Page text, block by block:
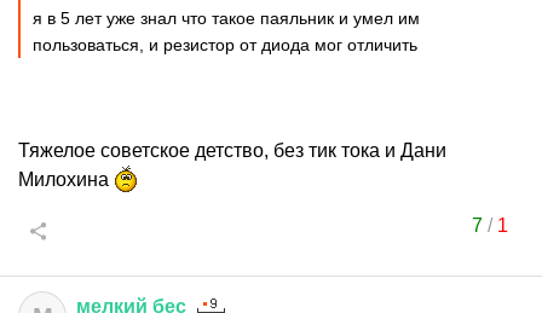
я в 5 лет уже знал что такое паяльник и умел им
пользоваться, и резистор от диода мог отличить
Тяжелое советское детство, без тик тока и Дани
Милохина
7/ 1
мелкий бес